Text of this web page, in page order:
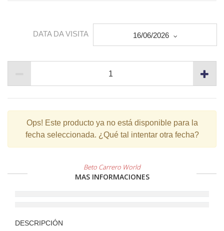
DATA DA VISITA 16/06/2026
Ops! Este producto ya no está disponible para la
fecha seleccionada. ¿Qué tal intentar otra fecha?
Beto Carrero World
MAS INFORMACIONES
DESCRIPCIÓN